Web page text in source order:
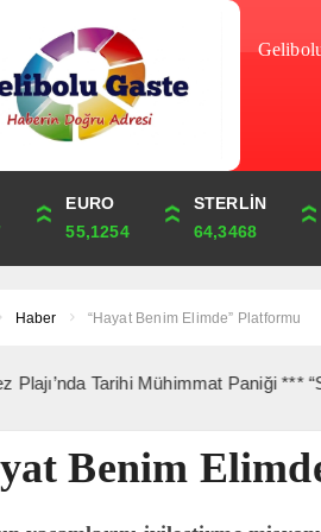
EURO
55,1254
STERLİN
64,3468
ALTIN
6,660,55
ÇEYREK
10,889,99
Haber “Hayat Benim Elimde” Platformu
Tarihi Mühimmat Paniği ***
Benim